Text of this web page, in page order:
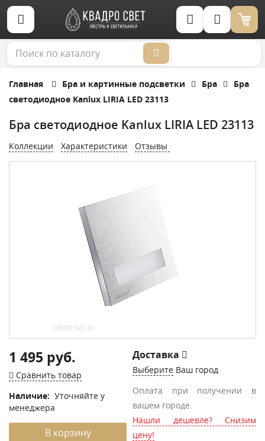
Корзина (0)
Главная Бра и картинные подсветки Бра
Бра
светодиодное Kanlux LIRIA LED 23113
Бра светодиодное Kanlux LIRIA LED 23113
Коллекции Характеристики Отзывы
1 495 руб.
Сравнить товар
Наличие: Уточняйте у
менеджера
В корзину
Доставка
Выберите Ваш город
Оплата при получении в
вашем городе.
Нашли дешевле? Снизим
цену!